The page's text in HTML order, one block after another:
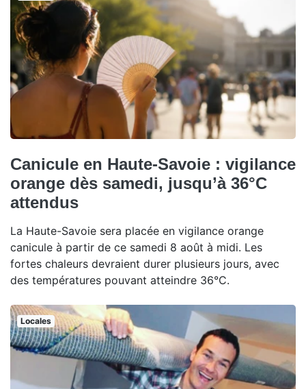
Canicule en Haute-Savoie : vigilance
orange dès samedi, jusqu’à 36°C
attendus
La Haute-Savoie sera placée en vigilance orange
canicule à partir de ce samedi 8 août à midi. Les
fortes chaleurs devraient durer plusieurs jours, avec
des températures pouvant atteindre 36°C.
Locales